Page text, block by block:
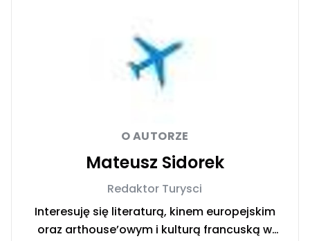
O AUTORZE
Mateusz Sidorek
Redaktor Turysci
Interesuję się literaturą, kinem europejskim
oraz arthouse’owym i kulturą francuską w